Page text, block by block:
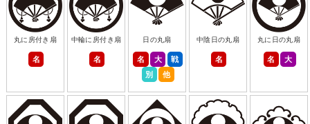
丸に房付き扇
名
中輪に房付き扇
名
日の丸扇
名 大
戦
別
他
中陰日の丸扇
名
丸に日の丸扇
名 大